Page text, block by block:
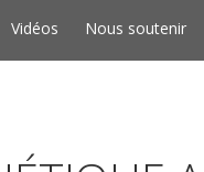
Vidéos Nous soutenir